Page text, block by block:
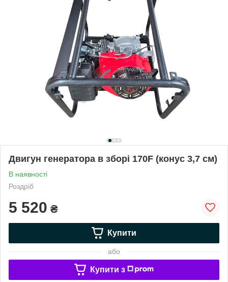
Двигун генератора в зборі 170F (конус 3,7 см)
В наявності
Роздріб
5 520 ₴
Купити
або
Купити з